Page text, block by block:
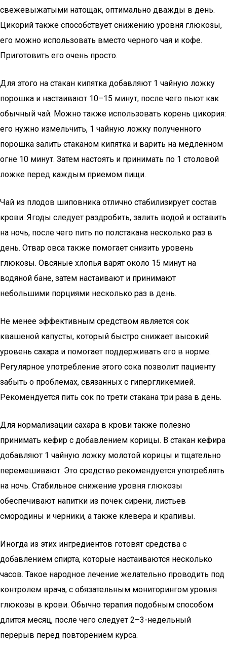
свежевыжатыми натощак, оптимально дважды в день.
Цикорий также способствует снижению уровня глюкозы,
его можно использовать вместо черного чая и кофе.
Приготовить его очень просто.
Для этого на стакан кипятка добавляют 1 чайную ложку
порошка и настаивают 10–15 минут, после чего пьют как
обычный чай. Можно также использовать корень цикория:
его нужно измельчить, 1 чайную ложку полученного
порошка залить стаканом кипятка и варить на медленном
огне 10 минут. Затем настоять и принимать по 1 столовой
ложке перед каждым приемом пищи.
Чай из плодов шиповника отлично стабилизирует состав
крови. Ягоды следует раздробить, залить водой и оставить
на ночь, после чего пить по полстакана несколько раз в
день. Отвар овса также помогает снизить уровень
глюкозы. Овсяные хлопья варят около 15 минут на
водяной бане, затем настаивают и принимают
небольшими порциями несколько раз в день.
Не менее эффективным средством является сок
квашеной капусты, который быстро снижает высокий
уровень сахара и помогает поддерживать его в норме.
Регулярное употребление этого сока позволит пациенту
забыть о проблемах, связанных с гипергликемией.
Рекомендуется пить сок по трети стакана три раза в день.
Для нормализации сахара в крови также полезно
принимать кефир с добавлением корицы. В стакан кефира
добавляют 1 чайную ложку молотой корицы и тщательно
перемешивают. Это средство рекомендуется употреблять
на ночь. Стабильное снижение уровня глюкозы
обеспечивают напитки из почек сирени, листьев
смородины и черники, а также клевера и крапивы.
Иногда из этих ингредиентов готовят средства с
добавлением спирта, которые настаиваются несколько
часов. Такое народное лечение желательно проводить под
контролем врача, с обязательным мониторингом уровня
глюкозы в крови. Обычно терапия подобным способом
длится месяц, после чего следует 2–3-недельный
перерыв перед повторением курса.